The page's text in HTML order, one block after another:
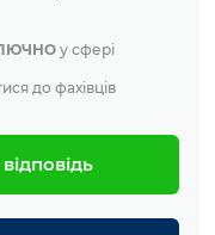
у сфері
до фахівців